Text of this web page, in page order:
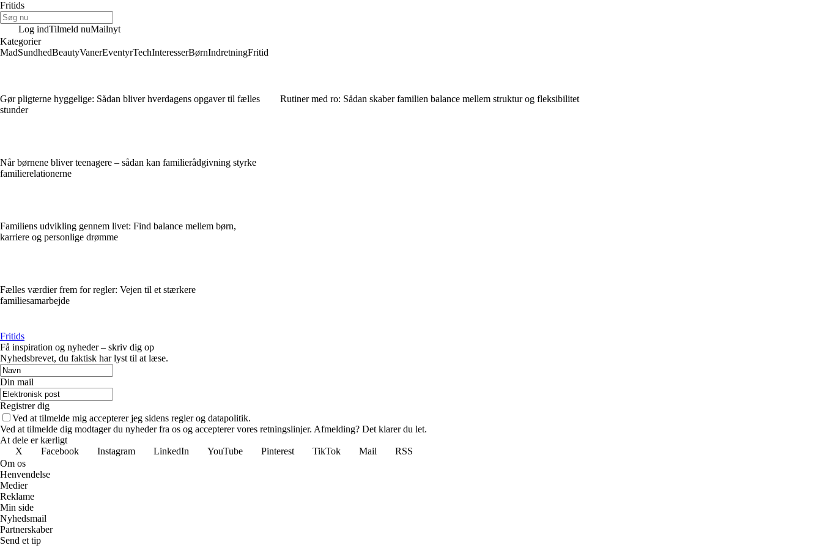
Fritids
Log indTilmeld nuMailnyt
Kategorier
MadSundhedBeautyVanerEventyrTechInteresserBørnIndretningFritid
Gør pligterne hyggelige: Sådan bliver hverdagens opgaver til fælles
stunder
Når børnene bliver teenagere – sådan kan familierådgivning styrke
familierelationerne
Familiens udvikling gennem livet: Find balance mellem børn,
karriere og personlige drømme
Fælles værdier frem for regler: Vejen til et stærkere
familiesamarbejde
Rutiner med ro: Sådan skaber familien balance mellem struktur og fleksibilitet
Fritids
Få inspiration og nyheder – skriv dig op
Nyhedsbrevet, du faktisk har lyst til at læse.
Din mail
Registrer dig
Ved at tilmelde mig accepterer jeg sidens regler og datapolitik.
Ved at tilmelde dig modtager du nyheder fra os og accepterer vores retningslinjer. Afmelding? Det klarer du let.
At dele er kærligt
X
Facebook Instagram LinkedIn YouTube Pinterest TikTok Mail
RSS
Om os
Henvendelse
Medier
Reklame
Min side
Nyhedsmail
Partnerskaber
Send et tip